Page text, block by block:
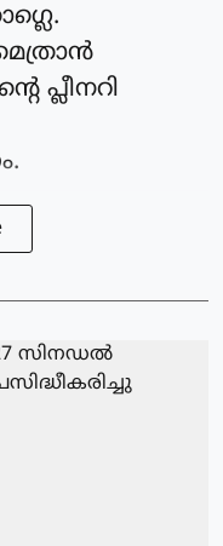
പ്ലീനറി